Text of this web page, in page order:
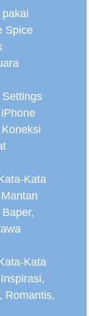
Spice
Settings
Kata
Kata
Romantis,